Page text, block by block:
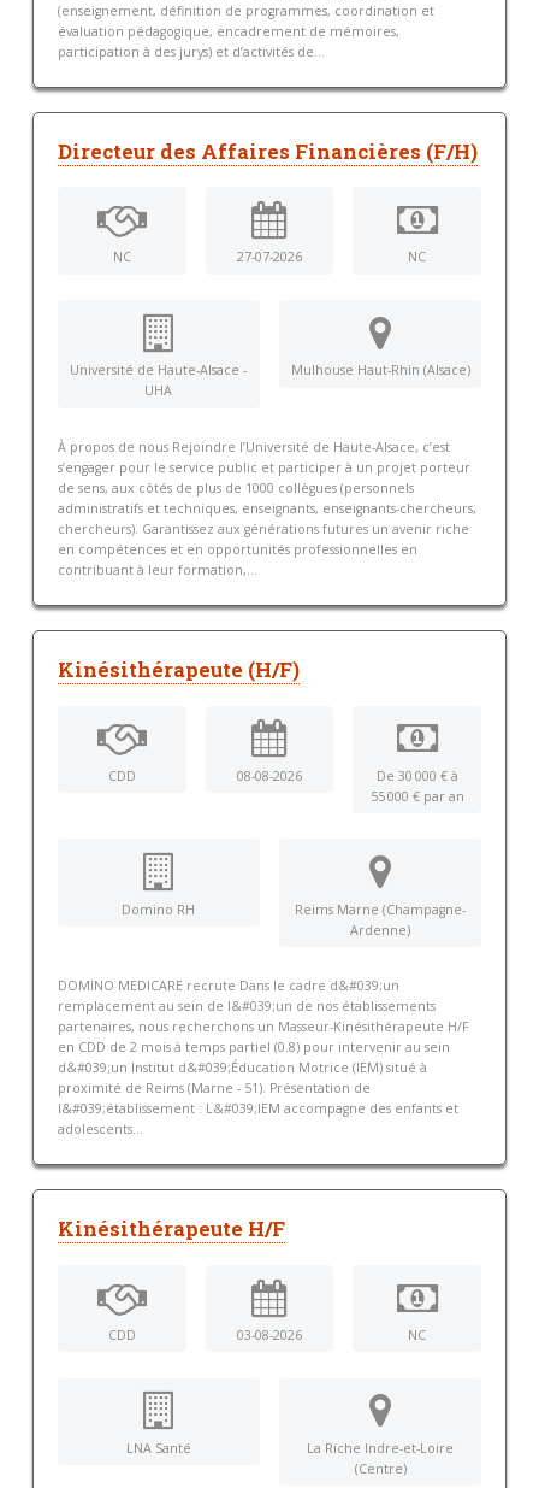
(enseignement, définition de programmes, coordination et
évaluation pédagogique, encadrement de mémoires,
participation à des jurys) et d’activités de...
Directeur des Affaires Financières (F/H)
NC 27-07-2026 NC
Université de Haute-Alsace -
UHA
Mulhouse Haut-Rhin (Alsace)
À propos de nous Rejoindre l’Université de Haute-Alsace, c’est
s’engager pour le service public et participer à un projet porteur
de sens, aux côtés de plus de 1000 collègues (personnels
administratifs et techniques, enseignants, enseignants-chercheurs,
chercheurs). Garantissez aux générations futures un avenir riche
en compétences et en opportunités professionnelles en
contribuant à leur formation,...
Kinésithérapeute (H/F)
CDD 08-08-2026
De 30 000 € à
55 000 € par an
Domino RH
Reims Marne (Champagne-
Ardenne)
DOMINO MEDICARE recrute Dans le cadre d&#039;un
remplacement au sein de l&#039;un de nos établissements
partenaires, nous recherchons un Masseur-Kinésithérapeute H/F
en CDD de 2 mois à temps partiel (0.8) pour intervenir au sein
d&#039;un Institut d&#039;Éducation Motrice (IEM) situé à
proximité de Reims (Marne - 51). Présentation de
l&#039;établissement : L&#039;IEM accompagne des enfants et
adolescents...
Kinésithérapeute H/F
CDD 03-08-2026 NC
LNA Santé
La Riche Indre-et-Loire
(Centre)